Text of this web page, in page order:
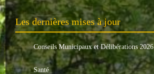
LA MAIRIE
Horaires
Agence postale
Les dernières mises à jour
Conseils Municipaux et Délibérations 2026
Santé